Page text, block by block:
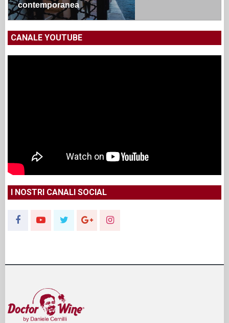
contemporanea
CANALE YOUTUBE
I NOSTRI CANALI SOCIAL